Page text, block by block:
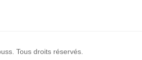
Tous droits réservés.